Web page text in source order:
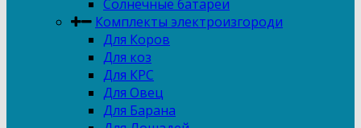
Солнечные батареи
Комплекты электроизгороди
Для Коров
Для коз
Для КРС
Для Овец
Для Барана